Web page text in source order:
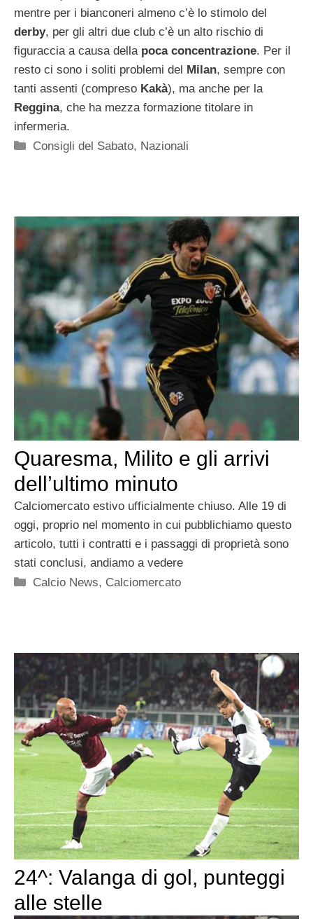
mentre per i bianconeri almeno c’è lo stimolo del
derby, per gli altri due club c’è un alto rischio di
figuraccia a causa della poca concentrazione. Per il
resto ci sono i soliti problemi del Milan, sempre con
tanti assenti (compreso Kakà), ma anche per la
Reggina, che ha mezza formazione titolare in
infermeria.
Categorie
Consigli del Sabato, Nazionali
Quaresma, Milito e gli arrivi
dell’ultimo minuto
Calciomercato estivo ufficialmente chiuso. Alle 19 di
oggi, proprio nel momento in cui pubblichiamo questo
articolo, tutti i contratti e i passaggi di proprietà sono
stati conclusi, andiamo a vedere
Categorie
Calcio News, Calciomercato
24^: Valanga di gol, punteggi
alle stelle